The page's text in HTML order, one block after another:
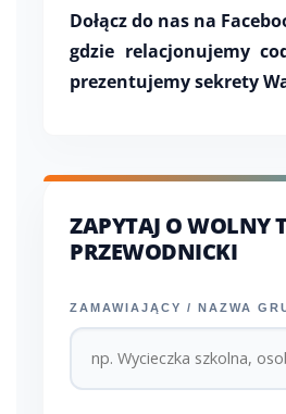
Dołącz do nas na
gdzie relacjonujemy
prezentujemy sekrety
ZAPYTAJ O WOLNY
PRZEWODNICKI
ZAMAWIAJĄCY / NAZWA